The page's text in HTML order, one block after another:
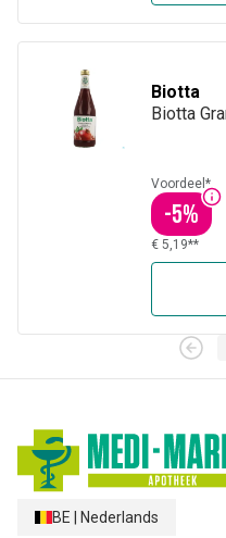
Biotta
Biotta
Voordeel*
-5%
€ 5,19**
BE Nederlands